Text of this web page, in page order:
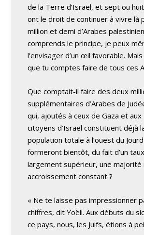
de la Terre d’Israël, et sept ou huit
ont le droit de continuer à vivre là
million et demi d’Arabes
comprends le principe, je peux
l’envisager d’un œil favorable.
que tu comptes faire de tous ces
Que comptait-il faire des deux
supplémentaires d’Arabes de
qui, ajoutés à ceux de Gaza et aux
citoyens d’Israël constituent déjà
population totale à l’ouest du
formeront bientôt, du fait d’un
largement supérieur, une
accroissement constant ?
« Ne te laisse pas impressionner
chiffres, dit Yoëli. Aux débuts du
ce pays, nous, les Juifs, étions à